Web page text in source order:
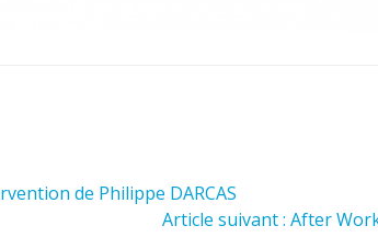
de Philippe DARCAS
Article suivant : After